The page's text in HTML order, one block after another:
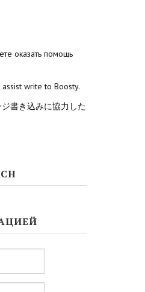
оказать помощь
write to Boosty.
書き込みに協力した